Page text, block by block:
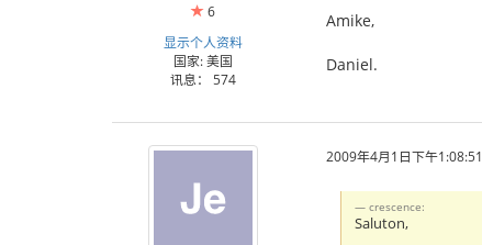
6
显示个人资料
国家: 美国
讯息： 574
Amike,
Daniel.
2009年4月1日下午1:08:51
crescence:
Saluton,